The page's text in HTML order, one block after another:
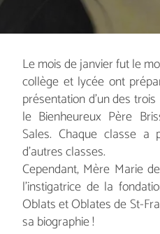
Le mois de janvier fut le
collège et lycée ont
présentation d'un des
le Bienheureux Père
Sales. Chaque classe a
d'autres classes.
Cependant, Mère Marie
l'instigatrice de la
Oblats et Oblates de St-
sa biographie !